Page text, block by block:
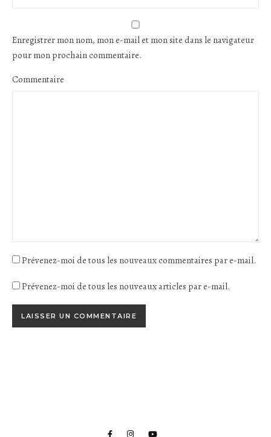
Enregistrer mon nom, mon e-mail et mon site dans le navigateur
pour mon prochain commentaire.
Commentaire
Prévenez-moi de tous les nouveaux commentaires par e-mail.
Prévenez-moi de tous les nouveaux articles par e-mail.